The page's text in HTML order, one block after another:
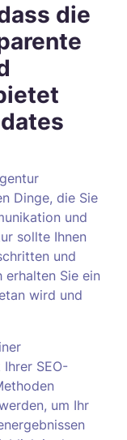
die
Dinge, die Sie
und
sollte Ihnen
und
erhalten Sie ein
wird und
SEO-
um Ihr